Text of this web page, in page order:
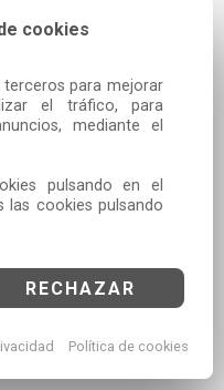
cookies
para mejorar
el tráfico, para
mediante el
pulsando en el
las cookies pulsando
RECHAZAR
Política de cookies